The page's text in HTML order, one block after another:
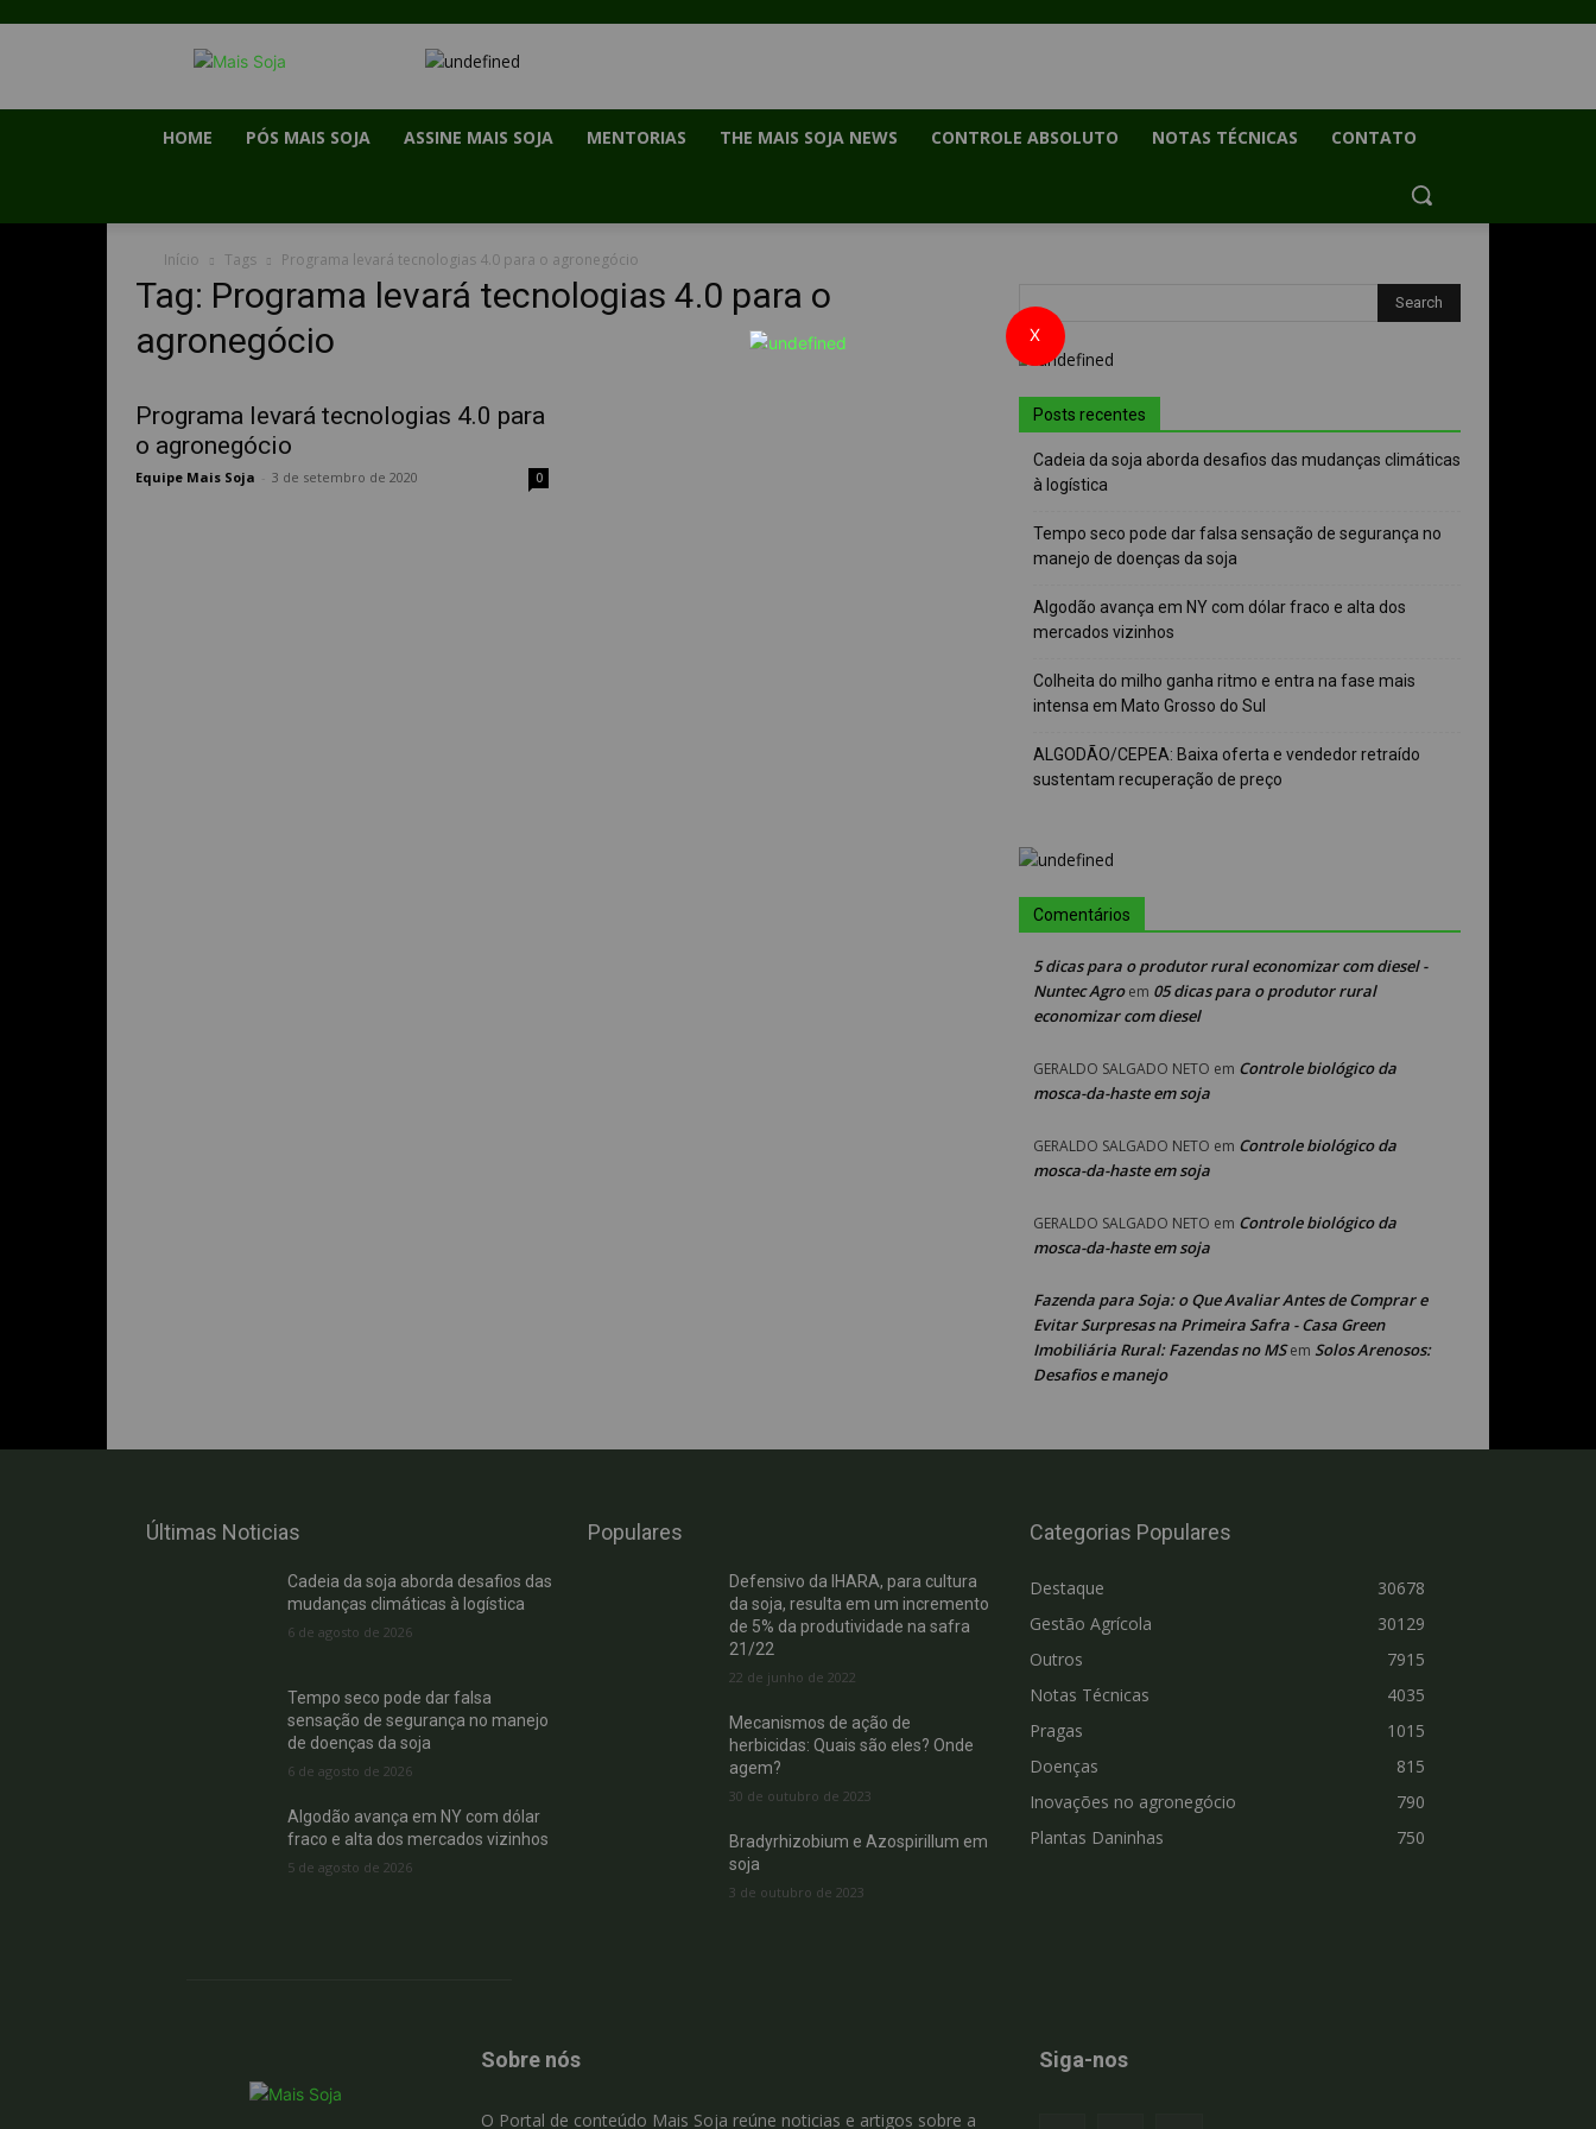
HOME PÓS MAIS SOJA ASSINE MAIS SOJA MENTORIAS THE MAIS SOJA NEWS CONTROLE ABSOLUTO NOTAS TÉCNICAS CONTATO
Início Tags Programa levará tecnologias 4.0 para o agronegócio
Tag: Programa levará tecnologias 4.0 para o
agronegócio
Programa levará tecnologias 4.0 para
o agronegócio
Equipe Mais Soja 3 de setembro de 2020 0
Posts recentes
Cadeia da soja aborda desafios das mudanças climáticas
à logística
Tempo seco pode dar falsa sensação de segurança no
manejo de doenças da soja
Algodão avança em NY com dólar fraco e alta dos
mercados vizinhos
Colheita do milho ganha ritmo e entra na fase mais
intensa em Mato Grosso do Sul
ALGODÃO/CEPEA: Baixa oferta e vendedor retraído
sustentam recuperação de preço
Comentários
5 dicas para o produtor rural economizar com diesel -
Nuntec Agroem 05 dicas para o produtor rural
economizar com diesel
GERALDO SALGADO NETO em Controle biológico da
mosca-da-haste em soja
GERALDO SALGADO NETO em Controle biológico da
mosca-da-haste em soja
GERALDO SALGADO NETO em Controle biológico da
mosca-da-haste em soja
Fazenda para Soja: o Que Avaliar Antes de Comprar e
Evitar Surpresas na Primeira Safra - Casa Green
Imobiliária Rural: Fazendas no MSem Solos Arenosos:
Desafios e manejo
Últimas Noticias
Cadeia da soja aborda desafios das
mudanças climáticas à logística
6 de agosto de 2026
Tempo seco pode dar falsa
sensação de segurança no manejo
de doenças da soja
6 de agosto de 2026
Algodão avança em NY com dólar
fraco e alta dos mercados vizinhos
5 de agosto de 2026
Populares
Defensivo da IHARA, para cultura
da soja, resulta em um incremento
de 5% da produtividade na safra
21/22
22 de junho de 2022
Mecanismos de ação de
herbicidas: Quais são eles? Onde
agem?
30 de outubro de 2023
Bradyrhizobium e Azospirillum em
soja
3 de outubro de 2023
Categorias Populares
Destaque
30678
Gestão Agrícola
30129
Outros
7915
Notas Técnicas
4035
Pragas
1015
Doenças
815
Inovações no agronegócio
790
Plantas Daninhas
750
Sobre nós
O Portal de conteúdo Mais Soja reúne noticias e artigos sobre a
Siga-nos
X